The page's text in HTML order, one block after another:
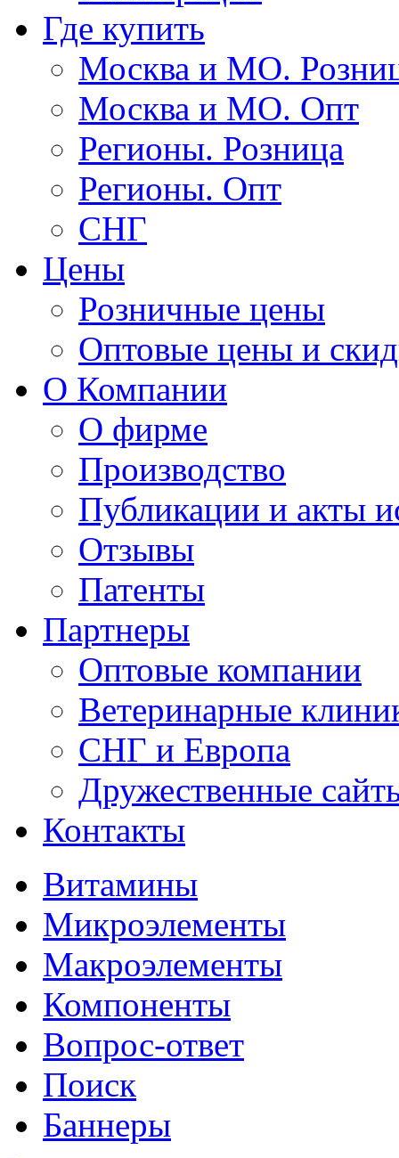
Где купить
Москва и МО.
Москва и МО. Опт
Регионы. Розница
Регионы. Опт
СНГ
Цены
Розничные цены
Оптовые цены и
О Компании
О фирме
Производство
Публикации и акты
Отзывы
Патенты
Партнеры
Оптовые компании
Ветеринарные
СНГ и Европа
Дружественные
Контакты
Витамины
Микроэлементы
Макроэлементы
Компоненты
Вопрос-ответ
Поиск
Баннеры